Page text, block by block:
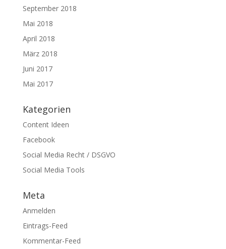
September 2018
Mai 2018
April 2018
März 2018
Juni 2017
Mai 2017
Kategorien
Content Ideen
Facebook
Social Media Recht / DSGVO
Social Media Tools
Meta
Anmelden
Eintrags-Feed
Kommentar-Feed